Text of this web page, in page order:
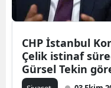
CHP İstanbul
Çelik istinaf sürecini bekleyecek,
Gürsel Tekin